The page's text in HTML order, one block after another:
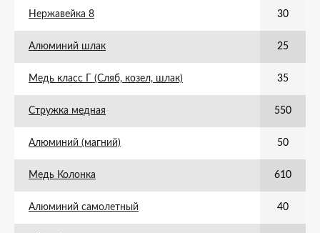
Нержавейка 8 30
Алюминий шлак 25
Медь класс Г (Сляб, козел, шлак) 35
Стружка медная 550
Алюминий (магний) 50
Медь Колонка 610
Алюминий самолетный 40